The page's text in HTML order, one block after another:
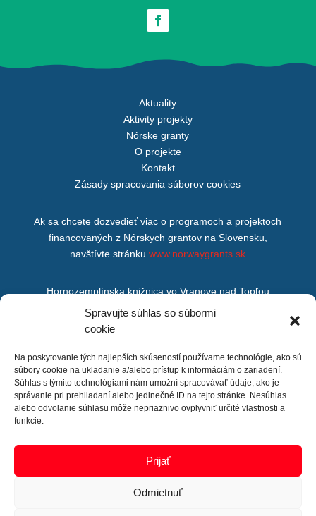
Spravujte súhlas so súbormi
cookie
Na poskytovanie tých najlepších skúseností používame technológie, ako sú
súbory cookie na ukladanie a/alebo prístup k informáciám o zariadení.
Súhlas s týmito technológiami nám umožní spracovávať údaje, ako je
správanie pri prehliadaní alebo jedinečné ID na tejto stránke. Nesúhlas
alebo odvolanie súhlasu môže nepriaznivo ovplyvniť určité vlastnosti a
funkcie.
Prijať
Odmietnuť
Aktuality
Aktivity projekty
Nórske granty
O projekte
Kontakt
Zásady spracovania súborov cookies
Ak sa chcete dozvedieť viac o programoch a projektoch
financovaných z Nórskych grantov na Slovensku,
navštívte stránkuwww.norwaygrants.sk
Hornozemplínska knižnica vo Vranove nad Topľou
M. R. Štefánika 875/200,